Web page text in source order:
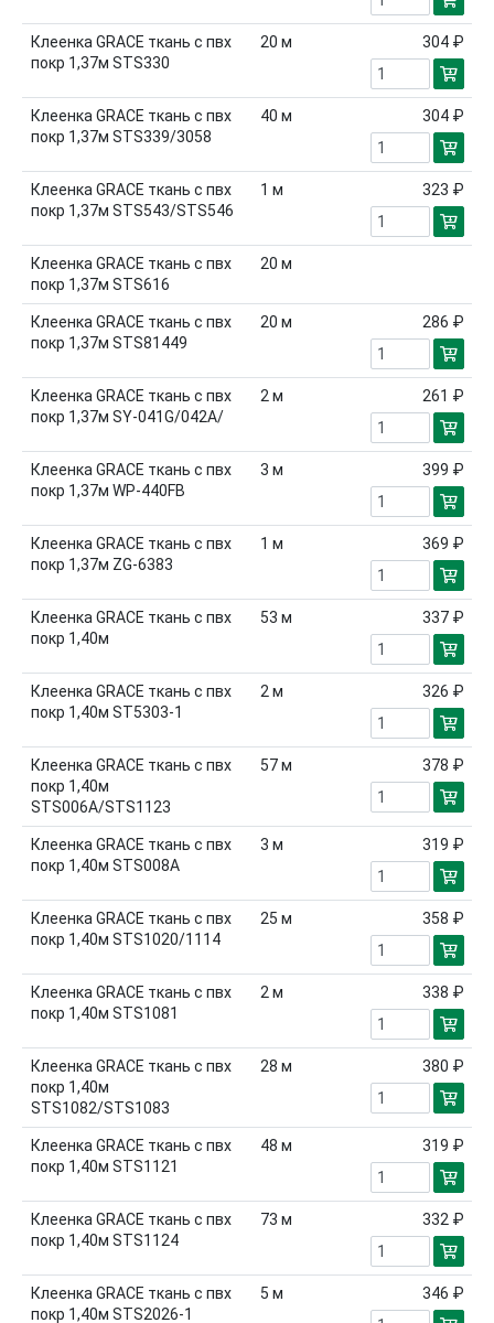
Клеенка GRACE ткань с пвх
покр 1,37м STS330
20 м 304 ₽
Клеенка GRACE ткань с пвх
покр 1,37м STS339/3058
40 м 304 ₽
Клеенка GRACE ткань с пвх
покр 1,37м STS543/STS546
1 м 323 ₽
Клеенка GRACE ткань с пвх
покр 1,37м STS616
20 м
Клеенка GRACE ткань с пвх
покр 1,37м STS81449
20 м 286 ₽
Клеенка GRACE ткань с пвх
покр 1,37м SY-041G/042A/
2м 261 ₽
Клеенка GRACE ткань с пвх
покр 1,37м WP-440FB
3 м 399 ₽
Клеенка GRACE ткань с пвх
покр 1,37м ZG-6383
1 м 369 ₽
Клеенка GRACE ткань с пвх
покр 1,40м
53 м 337 ₽
Клеенка GRACE ткань с пвх
покр 1,40м ST5303-1
2м 326 ₽
Клеенка GRACE ткань с пвх
покр 1,40м
STS006A/STS1123
57м 378 ₽
Клеенка GRACE ткань с пвх
покр 1,40м STS008А
3 м 319 ₽
Клеенка GRACE ткань с пвх
покр 1,40м STS1020/1114
25 м 358 ₽
Клеенка GRACE ткань с пвх
покр 1,40м STS1081
2м 338 ₽
Клеенка GRACE ткань с пвх
покр 1,40м
STS1082/STS1083
28 м 380 ₽
Клеенка GRACE ткань с пвх
покр 1,40м STS1121
48 м 319 ₽
Клеенка GRACE ткань с пвх
покр 1,40м STS1124
73 м 332 ₽
Клеенка GRACE ткань с пвх
покр 1,40м STS2026-1
5 м 346 ₽